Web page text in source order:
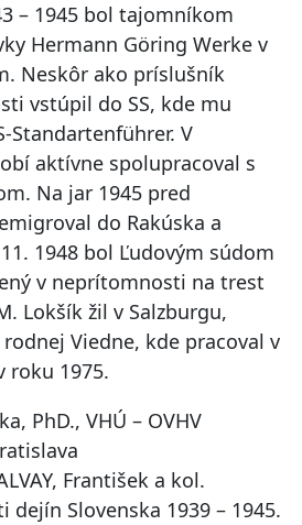
– 1945 bol tajomníkom
Hermann Göring Werke v
Neskôr ako príslušník
vstúpil do SS, kde mu
Standartenführer. V
aktívne spolupracoval s
Na jar 1945 pred
do Rakúska a
1948 bol Ľudovým súdom
v neprítomnosti na trest
Lokšík žil v Salzburgu,
Viedne, kde pracoval v
roku 1975.
PhD., VHÚ – OVHV
František a kol.
dejín Slovenska 1939 – 1945.